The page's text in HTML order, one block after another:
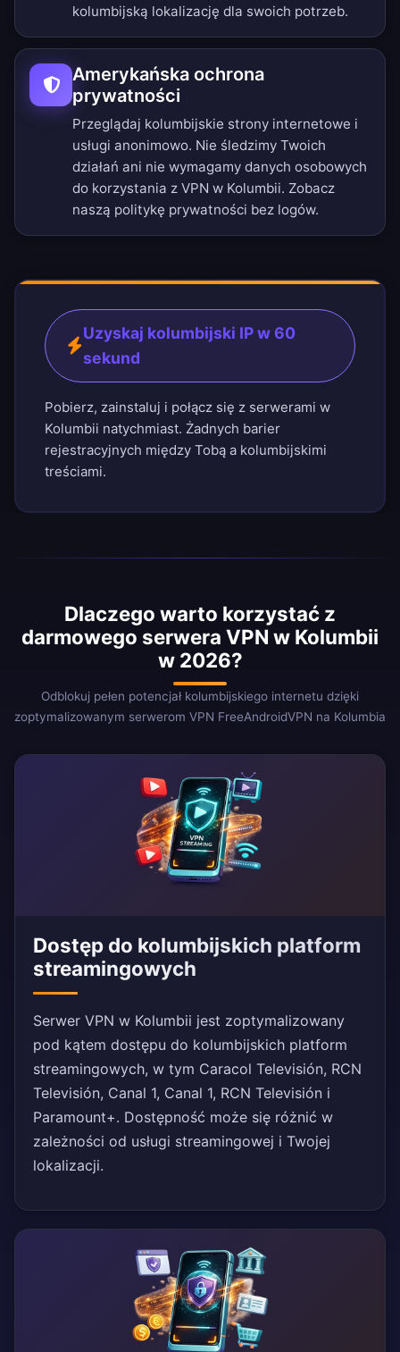
kolumbijską lokalizację dla swoich potrzeb.
Amerykańska ochrona
prywatności
Przeglądaj kolumbijskie strony internetowe i
usługi anonimowo. Nie śledzimy Twoich
działań ani nie wymagamy danych osobowych
do korzystania z VPN w Kolumbii. Zobacz
naszą politykę prywatności bez logów.
Uzyskaj kolumbijski IP w 60
sekund
Pobierz, zainstaluj i połącz się z serwerami w
Kolumbii natychmiast. Żadnych barier
rejestracyjnych między Tobą a kolumbijskimi
treściami.
Dlaczego warto korzystać z
darmowego serwera VPN w Kolumbii
w 2026?
Odblokuj pełen potencjał kolumbijskiego internetu dzięki
zoptymalizowanym serwerom VPN FreeAndroidVPN na Kolumbia
Dostęp do kolumbijskich platform
streamingowych
Serwer VPN w Kolumbii jest zoptymalizowany
pod kątem dostępu do kolumbijskich platform
streamingowych, w tym Caracol Televisión, RCN
Televisión, Canal 1, Canal 1, RCN Televisión i
Paramount+. Dostępność może się różnić w
zależności od usługi streamingowej i Twojej
lokalizacji.